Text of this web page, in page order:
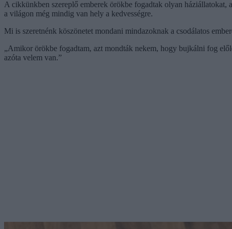
A cikkünkben szereplő emberek örökbe fogadtak olyan háziállatokat,
a világon még mindig van hely a kedvességre.
Mi is szeretnénk köszönetet mondani mindazoknak a csodálatos
„Amikor örökbe fogadtam, azt mondták nekem, hogy bujkálni fog
azóta velem van.”